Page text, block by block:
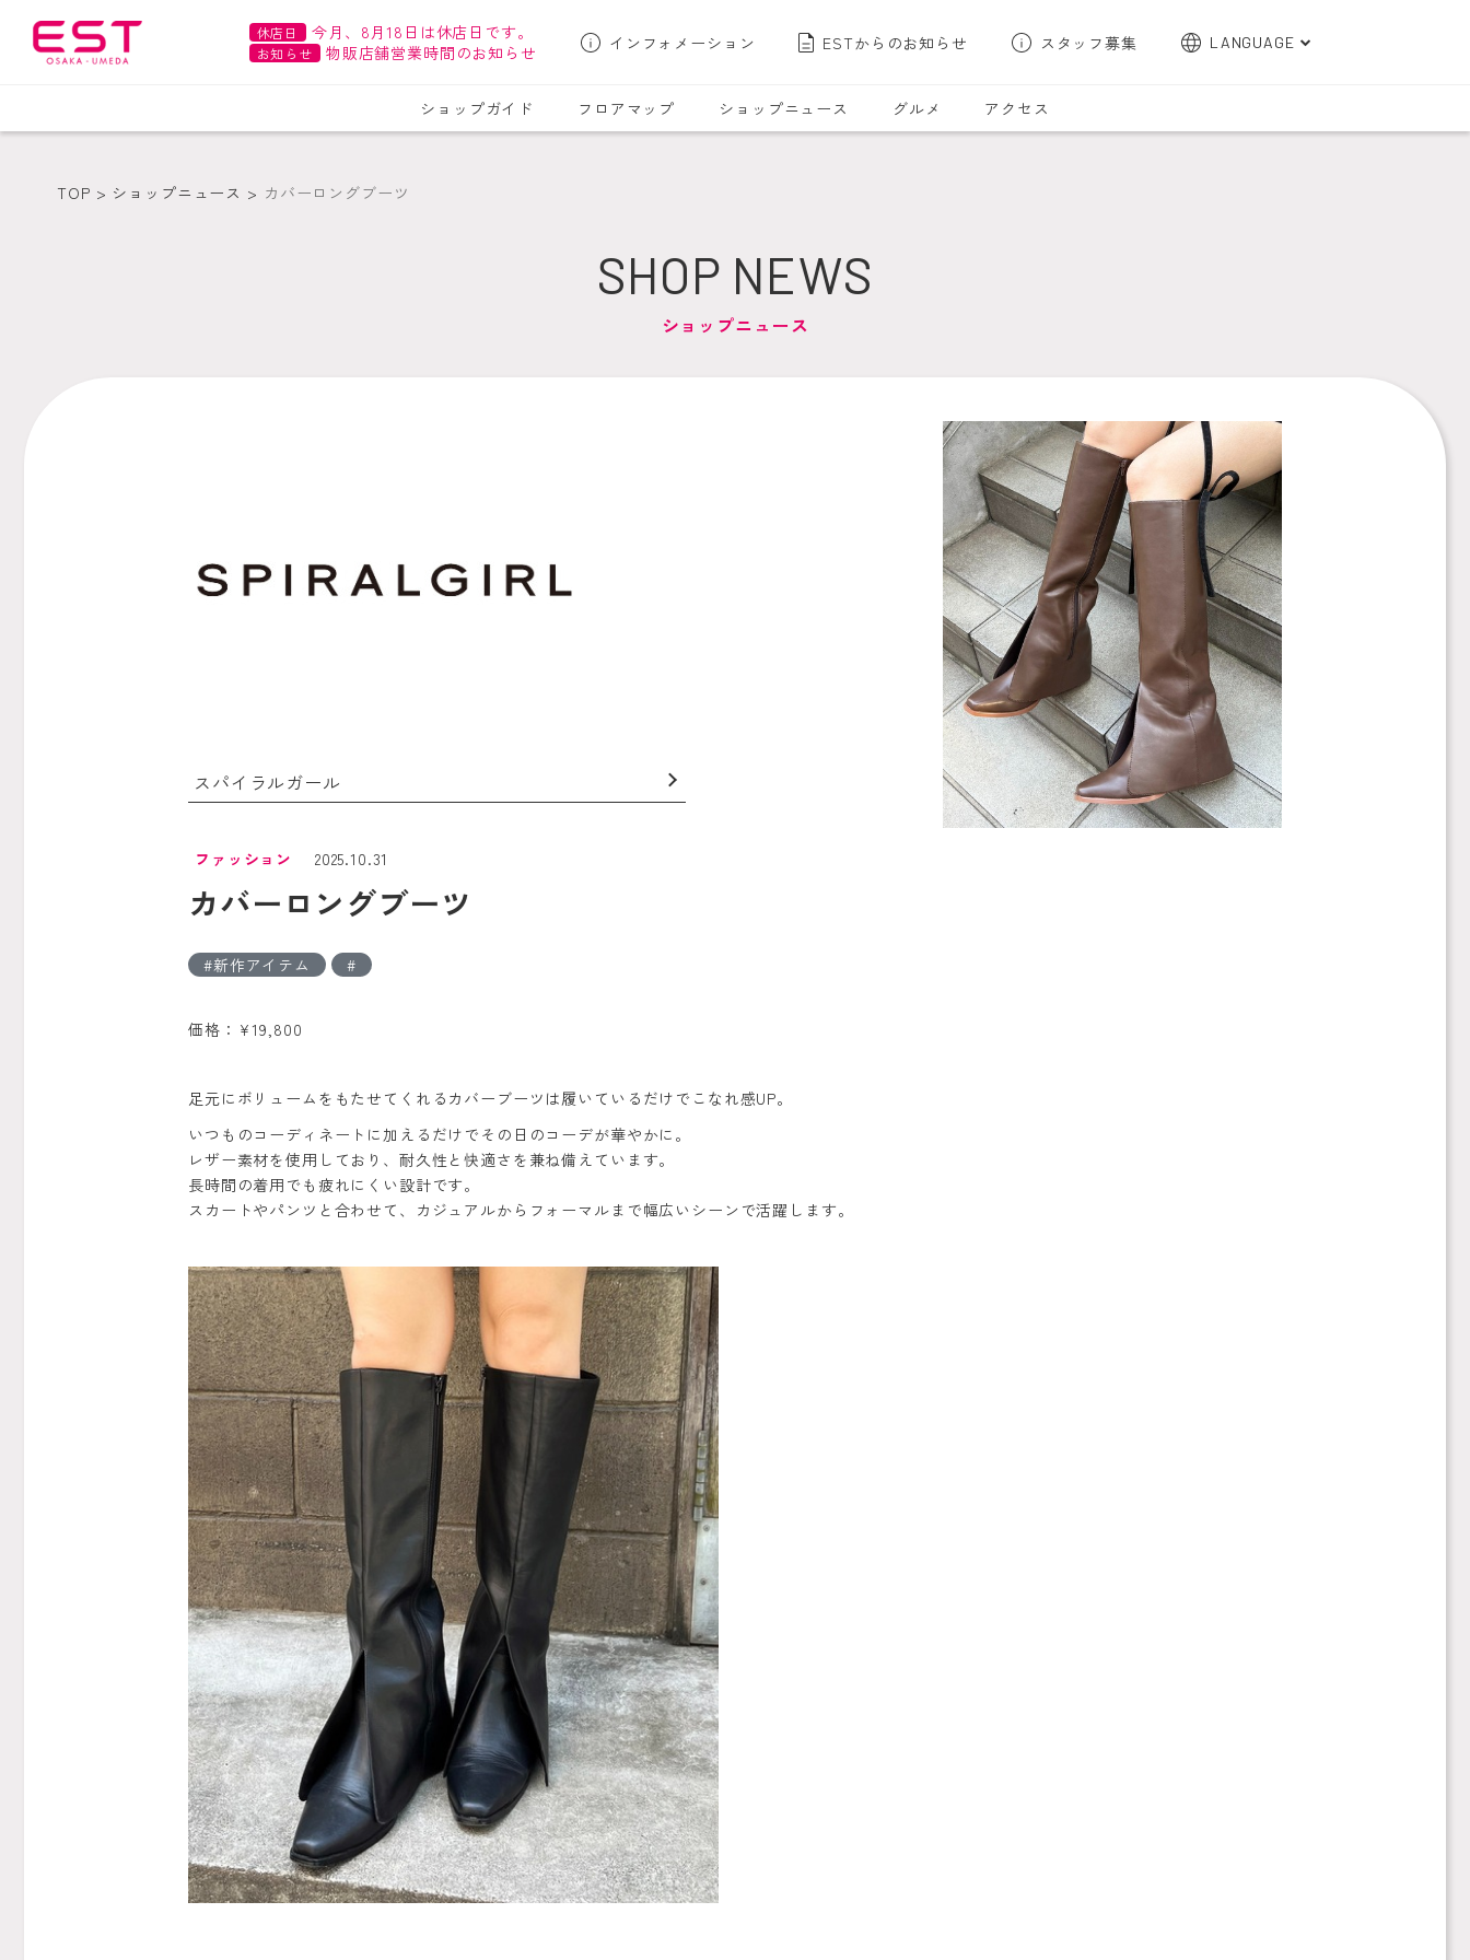
休店日 今月、8月18日は休店日です。
お知らせ 物販店舗営業時間のお知らせ インフォメーション ESTからのお知らせ スタッフ募集 LANGUAGE
한국어
ショップガイド フロアマップ ショップニュース グルメ アクセス
TOP ショップニュース カバーロングブーツ
SHOP NEWS
ショップニュース
スパイラルガール
ファッション 2025.10.31
カバーロングブーツ
新作アイテム
価格：¥19,800
足元にボリュームをもたせてくれるカバーブーツは履いているだけでこなれ感UP。
いつものコーディネートに加えるだけでその日のコーデが華やかに。
レザー素材を使用しており、耐久性と快適さを兼ね備えています。
長時間の着用でも疲れにくい設計です。
スカートやパンツと合わせて、カジュアルからフォーマルまで幅広いシーンで活躍します。